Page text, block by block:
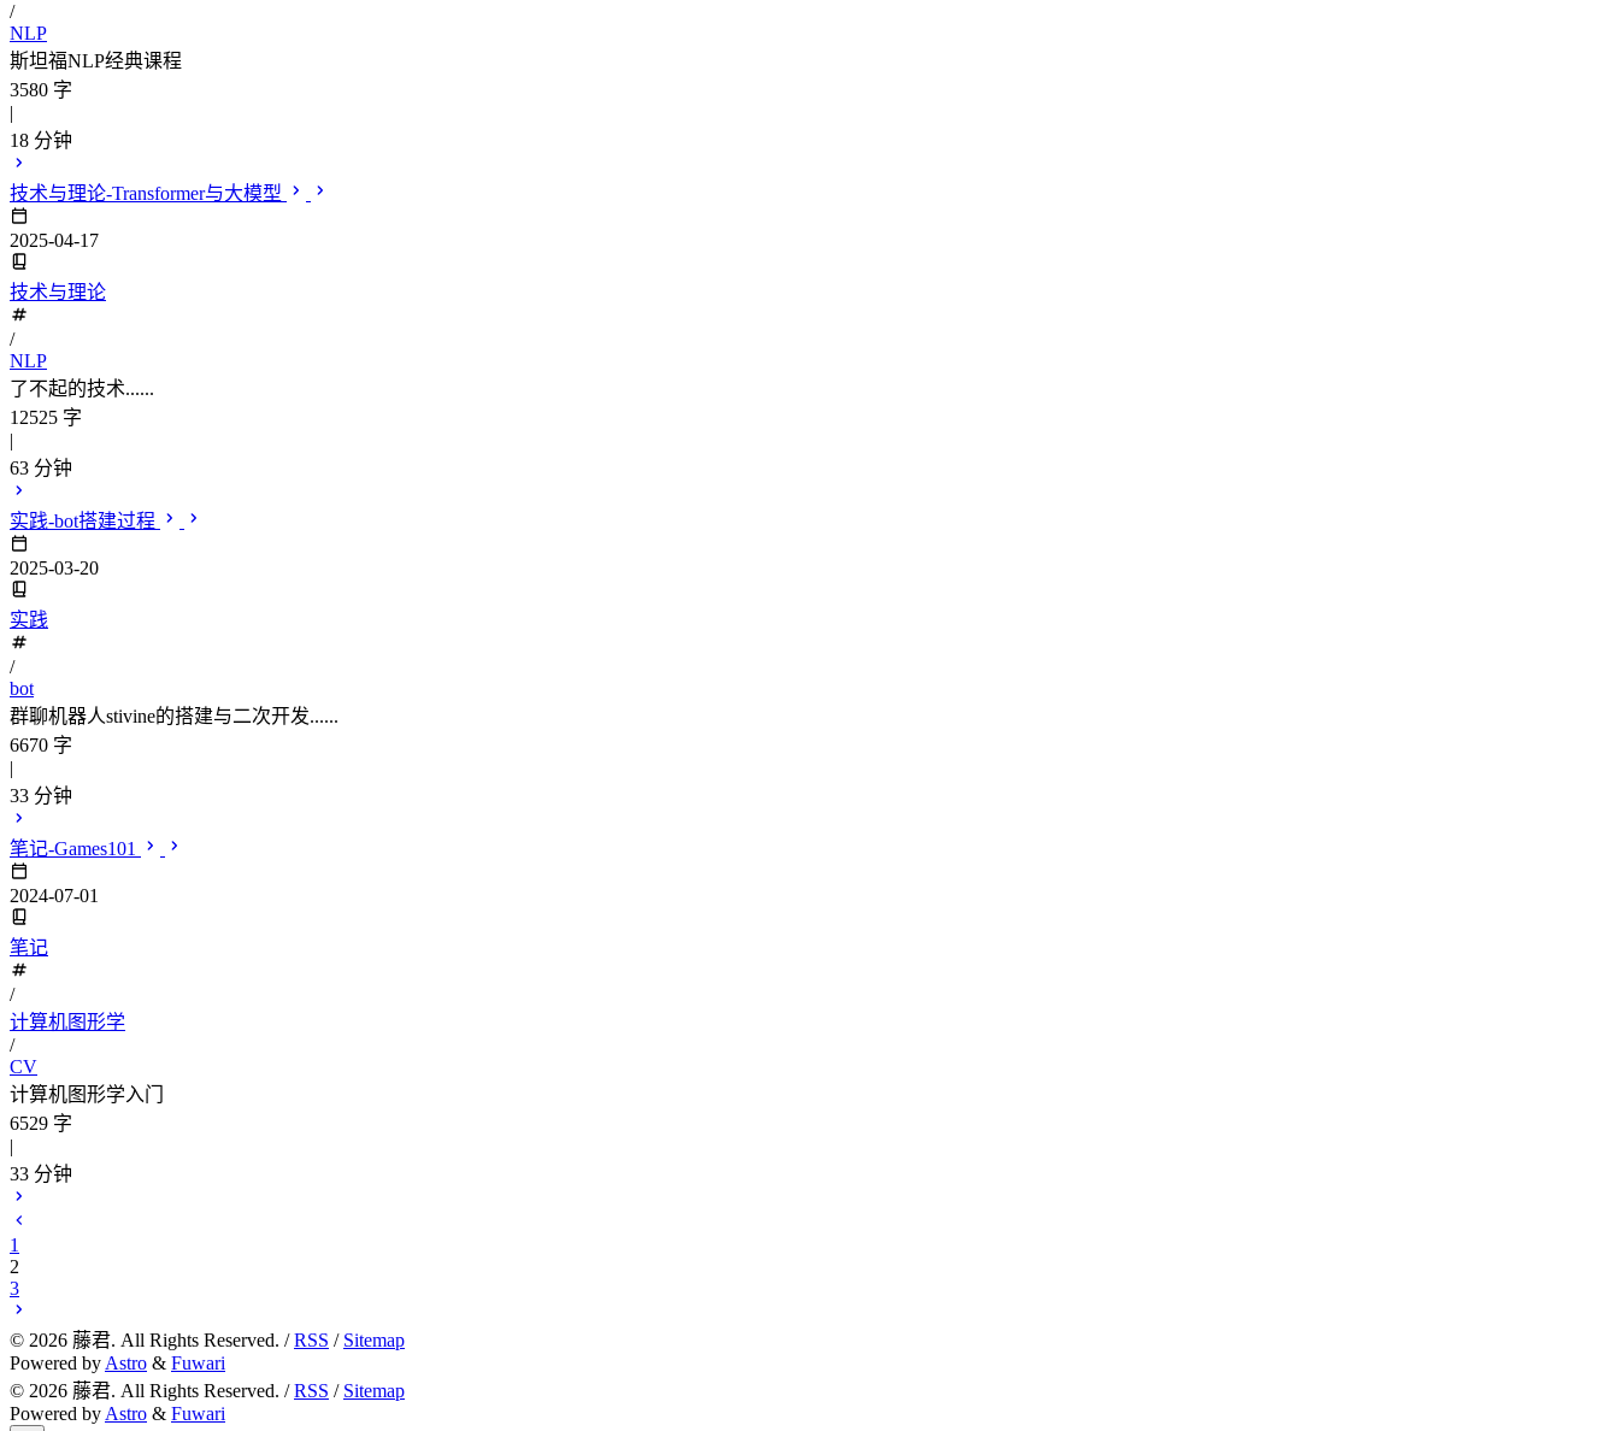
/
NLP
斯坦福NLP经典课程
3580 字
|
18 分钟
技术与理论-Transformer与大模型
2025-04-17
技术与理论
/
NLP
了不起的技术......
12525 字
|
63 分钟
实践-bot搭建过程
2025-03-20
实践
/
bot
群聊机器人stivine的搭建与二次开发......
6670 字
|
33 分钟
笔记-Games101
2024-07-01
笔记
/
计算机图形学
/
CV
计算机图形学入门
6529 字
|
33 分钟
1
2
3
© 2026 藤君. All Rights Reserved. /RSS / Sitemap
Powered by Astro & Fuwari
© 2026 藤君. All Rights Reserved. /RSS / Sitemap
Powered by Astro & Fuwari